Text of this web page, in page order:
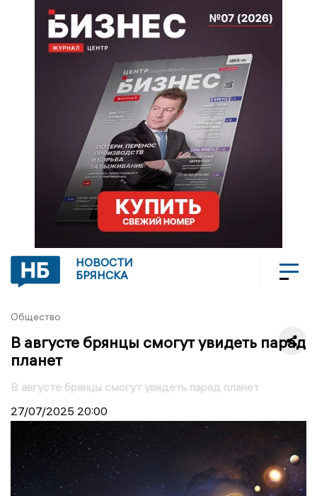
НОВОСТИ
БРЯНСКА
Общество
В августе брянцы смогут увидеть парад
планет
В августе брянцы смогут увидеть парад планет
27/07/2025 20:00